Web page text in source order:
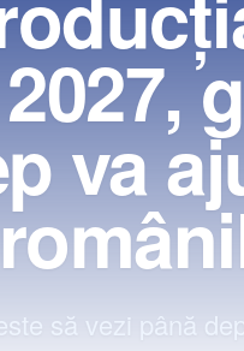
va
să vezi până